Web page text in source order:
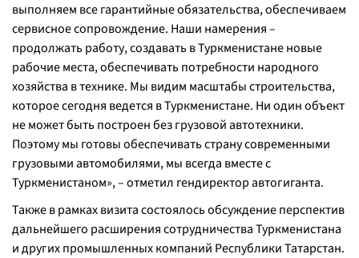
выполняем все гарантийные обязательства, обеспечиваем
сервисное сопровождение. Наши намерения –
продолжать работу, создавать в Туркменистане новые
рабочие места, обеспечивать потребности народного
хозяйства в технике. Мы видим масштабы строительства,
которое сегодня ведется в Туркменистане. Ни один объект
не может быть построен без грузовой автотехники.
Поэтому мы готовы обеспечивать страну современными
грузовыми автомобилями, мы всегда вместе с
Туркменистаном», – отметил гендиректор автогиганта.
Также в рамках визита состоялось обсуждение перспектив
дальнейшего расширения сотрудничества Туркменистана
и других промышленных компаний Республики Татарстан.